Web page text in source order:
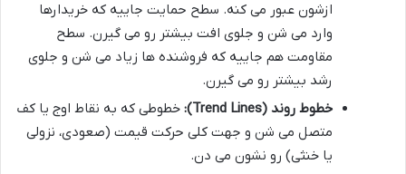
ازشون عبور می کنه. سطح حمایت جاییه که خریدارها
وارد می شن و جلوی افت بیشتر رو می گیرن. سطح
مقاومت هم جاییه که فروشنده ها زیاد می شن و جلوی
رشد بیشتر رو می گیرن.
خطوط روند (Trend Lines):
خطوطی که به نقاط اوج یا کف
متصل می شن و جهت کلی حرکت قیمت (صعودی، نزولی
یا خنثی) رو نشون می دن.